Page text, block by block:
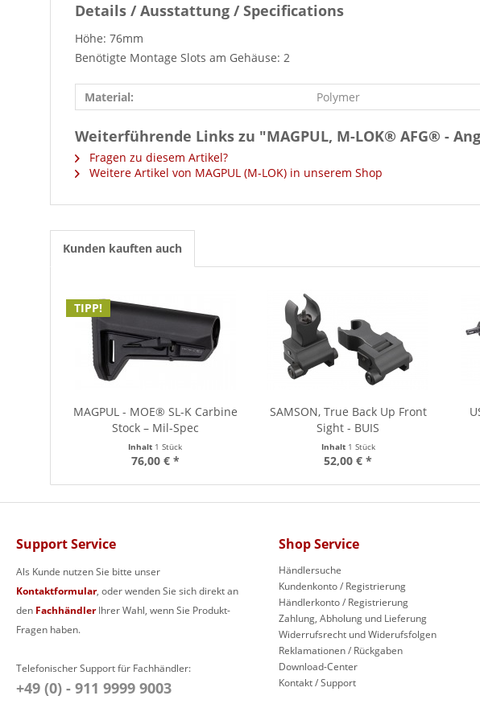
Details / Ausstattung / Specifications
Höhe: 76mm
Benötigte Montage Slots am Gehäuse: 2
Material: Polymer
Weiterführende Links zu "MAGPUL, M-LOK® AFG® -
Fragen zu diesem Artikel?
Weitere Artikel von MAGPUL (M-LOK) in unserem Shop
Kunden kauften auch
TIPP!
MAGPUL - MOE® SL-K Carbine
Stock – Mil-Spec
Inhalt 1 Stück
76,00 € *
SAMSON, True Back Up Front
Sight - BUIS
Inhalt 1 Stück
52,00 € *
Support Service
Als Kunde nutzen Sie bitte unser
Kontaktformular, oder wenden Sie sich direkt an
den FachhändlerIhrer Wahl, wenn Sie Produkt-
Fragen haben.
Telefonischer Support für Fachhändler:
+49 (0) - 911 9999 9003
Shop Service
Händlersuche
Kundenkonto / Registrierung
Händlerkonto / Registrierung
Zahlung, Abholung und Lieferung
Widerrufsrecht und Widerufsfolgen
Reklamationen / Rückgaben
Download-Center
Kontakt / Support